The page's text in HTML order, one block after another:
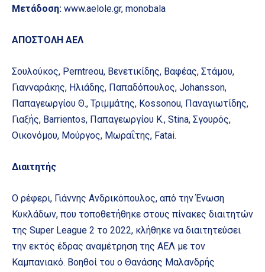
Μετάδοση: www.aelole.gr, monobala
ΑΠΟΣΤΟΛΗ ΑΕΛ
Σουλούκος, Perntreou, Βενετικίδης, Βαφέας, Στάμου,
Γιανναράκης, Ηλιάδης, Παπαδόπουλος, Johansson,
Παπαγεωργίου Θ., Τριμμάτης, Kossonou, Παναγιωτίδης,
Γιαξής, Barrientos, Παπαγεωργίου Κ., Stina, Σγουρός,
Οικονόμου, Μούργος, Μωραΐτης, Fatai.
Διαιτητής
Ο ρέφερι, Γιάννης Ανδρικόπουλος, από την Ένωση
Κυκλάδων, που τοποθετήθηκε στους πίνακες διαιτητών
της Super League 2 το 2022, κλήθηκε να διαιτητεύσει
την εκτός έδρας αναμέτρηση της ΑΕΛ με τον
Καμπανιακό. Βοηθοί του ο Θανάσης Μαλανδρής